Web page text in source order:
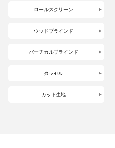
ロールスクリーン
ウッドブラインド
バーチカルブラインド
タッセル
カット生地